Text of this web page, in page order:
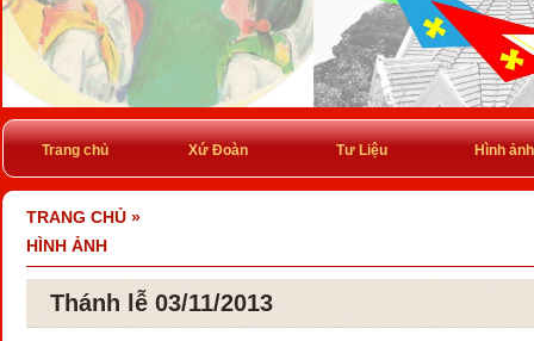
Trang chủ Xứ Đoàn Tư Liệu Hình ảnh
TRANG CHỦ »
HÌNH ẢNH
Thánh lễ 03/11/2013